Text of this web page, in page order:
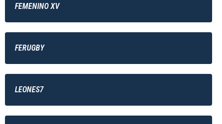
FEMENINO XV
FERUGBY
LEONES7